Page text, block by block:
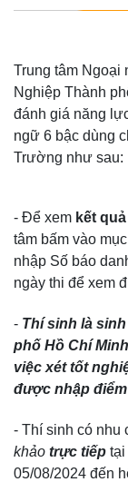
Trung tâm
Nghiệp Thành
đánh giá năng
ngữ 6 bậc dùng
Trường như sau:
- Để xem kết
tâm bấm vào
nhập Số báo
ngày thi để xem
​- Thí sinh là
phố Hồ Chí
việc xét tốt
được nhập
- Thí sinh có nhu
khảo trực tiếp tại
05/08/2024 đến